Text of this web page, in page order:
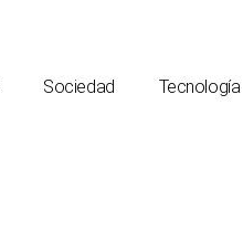
Sociedad Tecnología